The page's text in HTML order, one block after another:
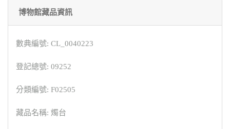
博物館藏品資訊
數典編號: CL_0040223
登記總號: 09252
分類編號: F02505
藏品名稱: 燭台